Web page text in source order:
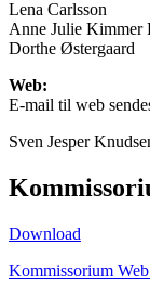
Lena Carlsson
Anne Julie Kimmer
Dorthe Østergaard
Web:
E-mail til web
Sven Jesper
Download
Kommissorium